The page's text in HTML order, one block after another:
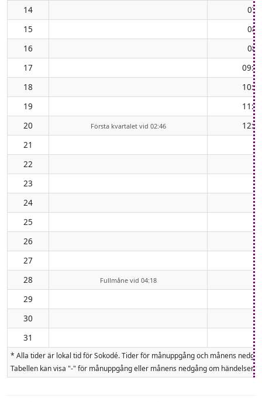
14
15
16
17
18
19
20 Första kvartalet vid 02:46
21
22
23
24
25
26
27
28
Fullmåne vid 04:18
29
30
31
* Alla tider är lokal tid för Sokodé. Tider för månuppgång och månens
Tabellen kan visa "-" för månuppgång eller månens nedgång om